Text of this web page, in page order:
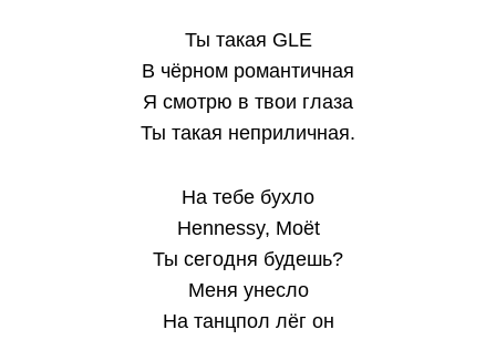
Ты такая GLE
В чёрном романтичная
Я смотрю в твои глаза
Ты такая неприличная.
На тебе бухло
Hennessy, Moët
Ты сегодня будешь?
Меня унесло
На танцпол лёг он